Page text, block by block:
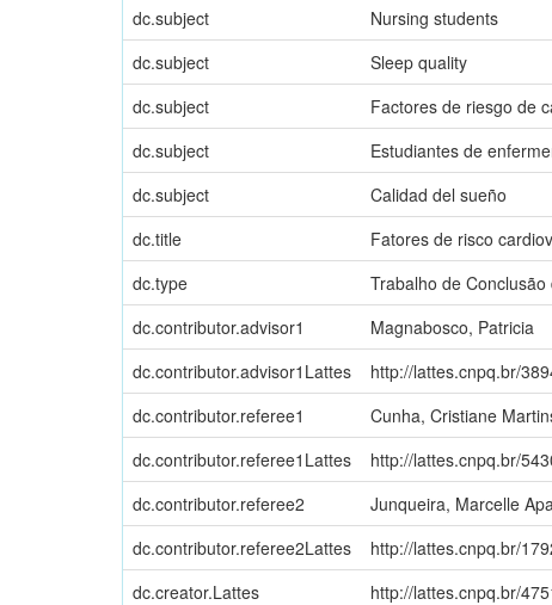
dc.subject
Nursing students
dc.subject
Sleep quality
dc.subject
Factores de riesgo de
dc.subject
Estudiantes de
dc.subject
Calidad del sueño
dc.title
Fatores de risco
dc.type
Trabalho de Conclusão
dc.contributor.advisor1
Magnabosco, Patricia
dc.contributor.advisor1Lattes
http://lattes.cnpq.br/
dc.contributor.referee1
Cunha, Cristiane
dc.contributor.referee1Lattes
http://lattes.cnpq.br/
dc.contributor.referee2
Junqueira, Marcelle
dc.contributor.referee2Lattes
http://lattes.cnpq.br/
dc.creator.Lattes
http://lattes.cnpq.br/